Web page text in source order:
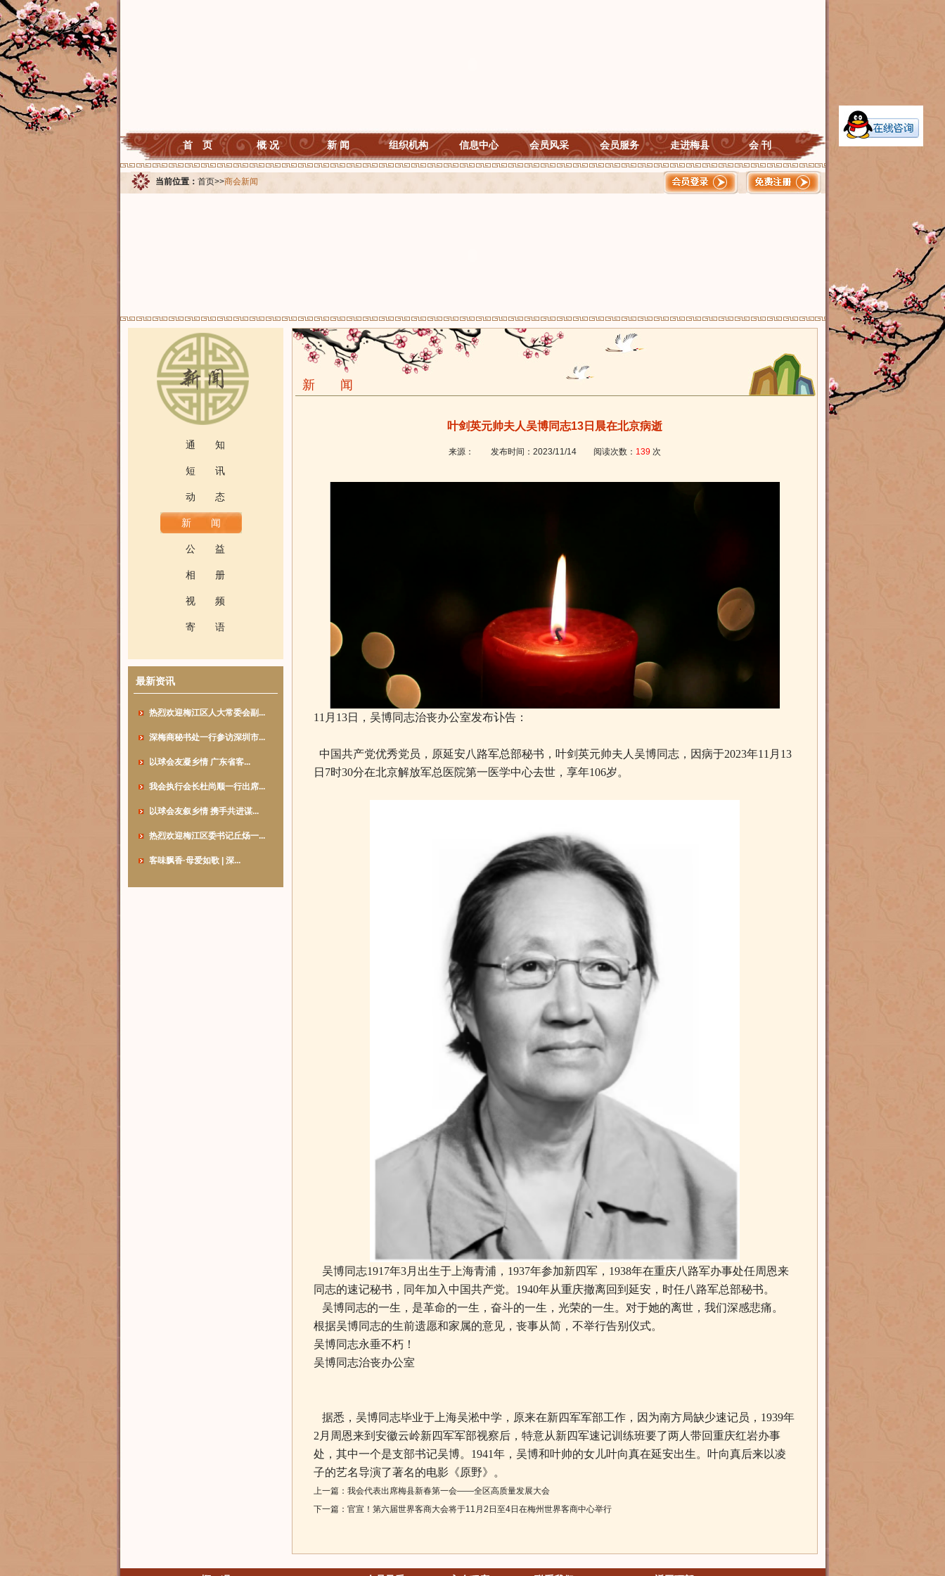
首 页 概 况 新 闻 组织机构 信息中心 会员风采 会员服务 走进梅县 会 刊
当前位置： 首页>>商会新闻
通 知
短 讯
动 态
新 闻
公 益
相 册
视 频
寄 语
最新资讯
热烈欢迎梅江区人大常委会副...
深梅商秘书处一行参访深圳市...
以球会友凝乡情 广东省客...
我会执行会长杜尚顺一行出席...
以球会友叙乡情 携手共进谋...
热烈欢迎梅江区委书记丘炀一...
客味飘香·母爱如歌 | 深...
新 闻
叶剑英元帅夫人吴博同志13日晨在北京病逝
来源： 发布时间： 2023/11/14阅读次数： 139 次
11月13日，吴博同志治丧办公室发布讣告：
中国共产党优秀党员，原延安八路军总部秘书，叶剑英元帅夫人吴博同志，因病于2023年11月13
日7时30分在北京解放军总医院第一医学中心去世，享年106岁。
吴博同志1917年3月出生于上海青浦，1937年参加新四军，1938年在重庆八路军办事处任周恩来
同志的速记秘书，同年加入中国共产党。1940年从重庆撤离回到延安，时任八路军总部秘书。
吴博同志的一生，是革命的一生，奋斗的一生，光荣的一生。对于她的离世，我们深感悲痛。
根据吴博同志的生前遗愿和家属的意见，丧事从简，不举行告别仪式。
吴博同志永垂不朽！
吴博同志治丧办公室
据悉，吴博同志毕业于上海吴淞中学，原来在新四军军部工作，因为南方局缺少速记员，1939年
2月周恩来到安徽云岭新四军军部视察后，特意从新四军速记训练班要了两人带回重庆红岩办事
处，其中一个是支部书记吴博。1941年，吴博和叶帅的女儿叶向真在延安出生。叶向真后来以凌
子的艺名导演了著名的电影《原野》。
上一篇： 我会代表出席梅县新春第一会——全区高质量发展大会
下一篇： 官宣！第六届世界客商大会将于11月2日至4日在梅州世界客商中心举行